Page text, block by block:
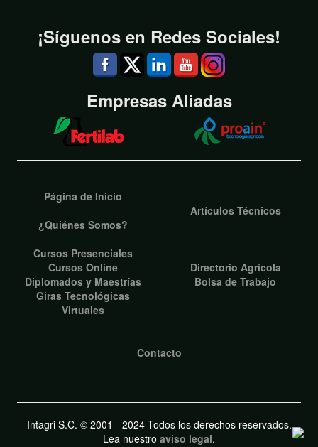
¡Síguenos en Redes Sociales!
Empresas Aliadas
Página de Inicio
¿Quiénes Somos?
Artículos Técnicos
Cursos Presenciales
Cursos Online
Diplomados y Maestrías
Giras Tecnológicas
Virtuales
Directorio Agrícola
Bolsa de Trabajo
Contacto
Intagri S.C. © 2001 - 2024 Todos los derechos reservados.
Lea nuestro aviso legal.